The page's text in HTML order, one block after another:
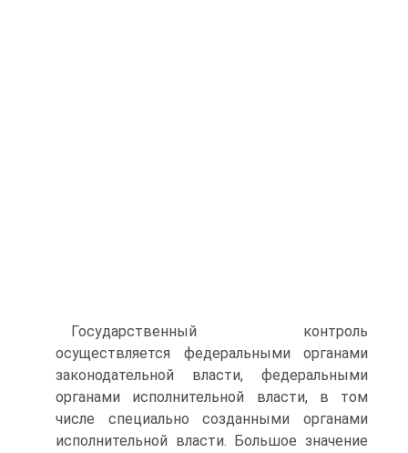
Государственный контроль
осуществляется федеральными органами
законодательной власти, федеральными
органами исполни­тельной власти, в том
числе специально созданными органами
исполнительной власти. Большое значение